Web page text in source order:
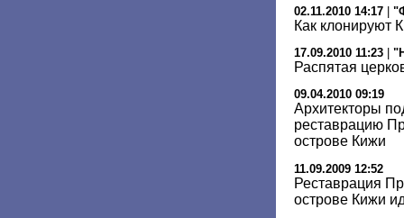
02.11.2010 14:17 |
Как клонируют
17.09.2010 11:23
Распятая
09.04.2010 09:19
Архитекторы
реставрацию
острове Кижи
11.09.2009 12:52
Реставрация
острове Кижи